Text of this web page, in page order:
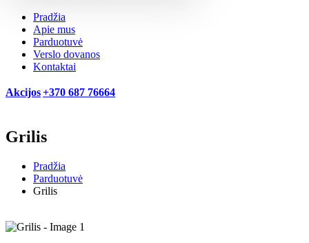
Pradžia
Apie mus
Parduotuvė
Verslo dovanos
Kontaktai
Akcijos+370 687 76664
Grilis
Pradžia
Parduotuvė
Grilis